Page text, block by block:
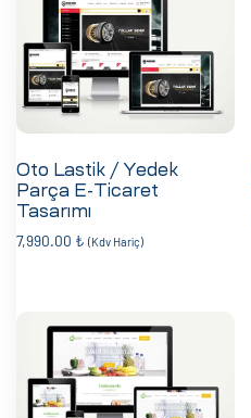
Oto Lastik / Yedek
Parça E-Ticaret
Tasarımı
7,990.00 ₺ (Kdv Hariç)